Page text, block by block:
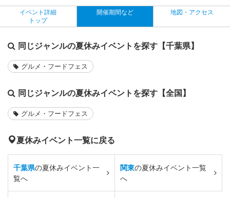
イベント詳細
トップ
開催期間など 地図・アクセス
同じジャンルの夏休みイベントを探す【千葉県】
グルメ・フードフェス
同じジャンルの夏休みイベントを探す【全国】
グルメ・フードフェス
夏休みイベント一覧に戻る
千葉県の夏休みイベント一
覧へ
関東の夏休みイベント一覧
へ